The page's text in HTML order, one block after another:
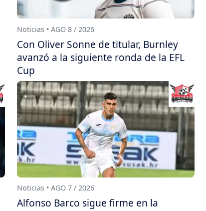
Noticias • AGO 8 / 2026
Con Oliver Sonne de titular, Burnley
avanzó a la siguiente ronda de la EFL
Cup
Noticias • AGO 7 / 2026
Alfonso Barco sigue firme en la